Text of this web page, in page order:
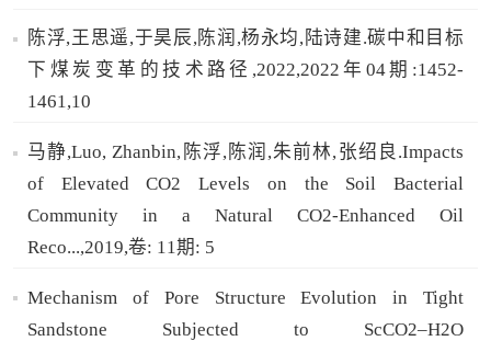
陈浮,王思遥,于昊辰,陈润,杨永均,陆诗建.碳中和目标
下煤炭变革的技术路径,2022,2022年04期:1452-
1461,10
马静,Luo, Zhanbin,陈浮,陈润,朱前林,张绍良.Impacts
of Elevated CO2 Levels on the Soil Bacterial
Community in a Natural CO2-Enhanced Oil
Reco...,2019,卷: 11期: 5
Mechanism of Pore Structure Evolution in Tight
Sandstone Subjected to ScCO2–H2O